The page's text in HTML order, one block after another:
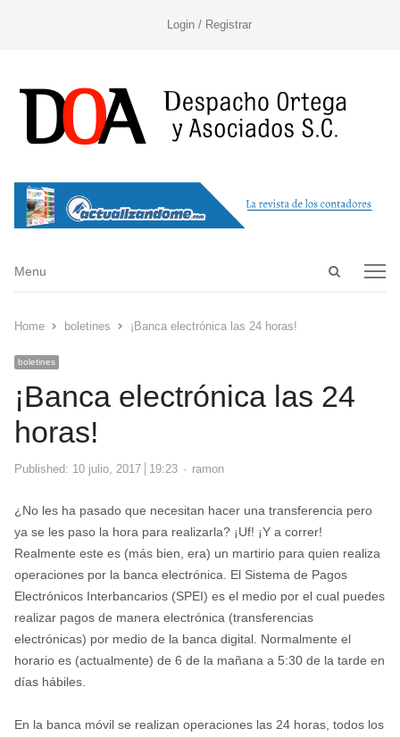
Login / Registrar
Open
Menu
Menu
Home boletines ¡Banca electrónica las 24 horas!
boletines
¡Banca electrónica las 24
horas!
Published: 10 julio, 2017 19:23 Author
ramon
¿No les ha pasado que necesitan hacer una transferencia pero
ya se les paso la hora para realizarla? ¡Uf! ¡Y a correr!
Realmente este es (más bien, era) un martirio para quien realiza
operaciones por la banca electrónica. El Sistema de Pagos
Electrónicos Interbancarios (SPEI) es el medio por el cual puedes
realizar pagos de manera electrónica (transferencias
electrónicas) por medio de la banca digital. Normalmente el
horario es (actualmente) de 6 de la mañana a 5:30 de la tarde en
días hábiles.
En la banca móvil se realizan operaciones las 24 horas, todos los